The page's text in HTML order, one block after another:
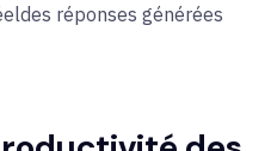
des réponses générées